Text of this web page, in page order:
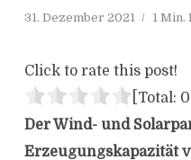
31. Dezember 2021 1 Min.
Click to rate this post!
[Total: 0
Der Wind- und
Erzeugungskapazität